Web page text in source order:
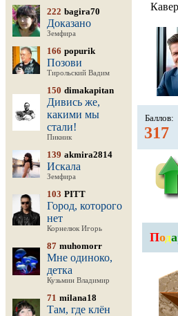
222 bagira70
Доказано
Земфира
166 popurik
Позови
Тирольский Вадим
150 dimakapitan
Дивись же,
какими мы
стали!
Пикник
139 akmira2814
Искала
Земфира
103 PITT
Город, которого
нет
Корнелюк Игорь
87 muhomorr
Мне одиноко,
детка
Кузьмин Владимир
71 milana18
Там, где клён
Баллов:
317
Пода